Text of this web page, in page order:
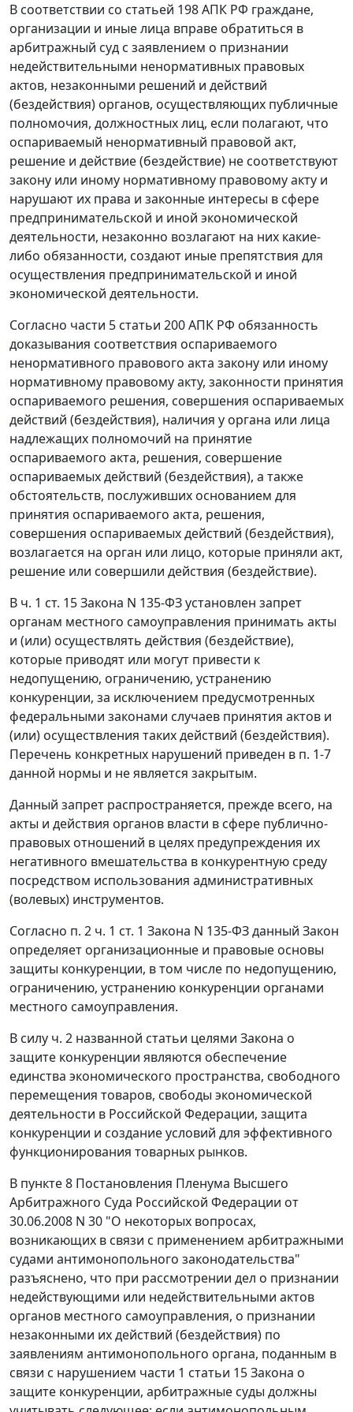
В соответствии со статьей 198АПК РФ граждане,
организации и иные лица вправе обратиться в
арбитражный суд с заявлением о признании
недействительными ненормативных правовых
актов, незаконными решений и действий
(бездействия) органов, осуществляющих публичные
полномочия, должностных лиц, если полагают, что
оспариваемый ненормативный правовой акт,
решение и действие (бездействие) не соответствуют
закону или иному нормативному правовому акту и
нарушают их права и законные интересы в сфере
предпринимательской и иной экономической
деятельности, незаконно возлагают на них какие-
либо обязанности, создают иные препятствия для
осуществления предпринимательской и иной
экономической деятельности.
Согласно части 5 статьи 200АПК РФ обязанность
доказывания соответствия оспариваемого
ненормативного правового акта закону или иному
нормативному правовому акту, законности принятия
оспариваемого решения, совершения оспариваемых
действий (бездействия), наличия у органа или лица
надлежащих полномочий на принятие
оспариваемого акта, решения, совершение
оспариваемых действий (бездействия), а также
обстоятельств, послуживших основанием для
принятия оспариваемого акта, решения,
совершения оспариваемых действий (бездействия),
возлагается на орган или лицо, которые приняли акт,
решение или совершили действия (бездействие).
В ч. 1 ст. 15Закона N 135-ФЗ установлен запрет
органам местного самоуправления принимать акты
и (или) осуществлять действия (бездействие),
которые приводят или могут привести к
недопущению, ограничению, устранению
конкуренции, за исключением предусмотренных
федеральными законами случаев принятия актов и
(или) осуществления таких действий (бездействия).
Перечень конкретных нарушений приведен в п. 1-7
данной нормы и не является закрытым.
Данный запрет распространяется, прежде всего, на
акты и действия органов власти в сфере публично-
правовых отношений в целях предупреждения их
негативного вмешательства в конкурентную среду
посредством использования административных
(волевых) инструментов.
Согласно п. 2 ч. 1 ст. 1 Закона N 135-ФЗ данный Закон
определяет организационные и правовые основы
защиты конкуренции, в том числе по недопущению,
ограничению, устранению конкуренции органами
местного самоуправления.
В силу ч. 2 названной статьи целями Закона о
защите конкуренции являются обеспечение
единства экономического пространства, свободного
перемещения товаров, свободы экономической
деятельности в Российской Федерации, защита
конкуренции и создание условий для эффективного
функционирования товарных рынков.
В пункте 8 Постановления Пленума Высшего
Арбитражного Суда Российской Федерации от
30.06.2008 N 30 "О некоторых вопросах,
возникающих в связи с применением арбитражными
судами антимонопольного законодательства"
разъяснено, что при рассмотрении дел о признании
недействующими или недействительными актов
органов местного самоуправления, о признании
незаконными их действий (бездействия) по
заявлениям антимонопольного органа, поданным в
связи с нарушением части 1 статьи 15Закона о
защите конкуренции, арбитражные суды должны